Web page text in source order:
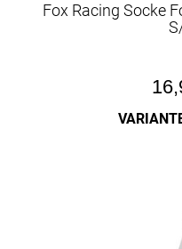
Fox Racing Socke